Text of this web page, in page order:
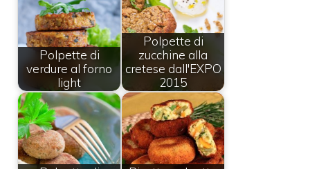
Polpette di
verdure al forno
light
Polpette di
zucchine alla
cretese dall'EXPO
2015